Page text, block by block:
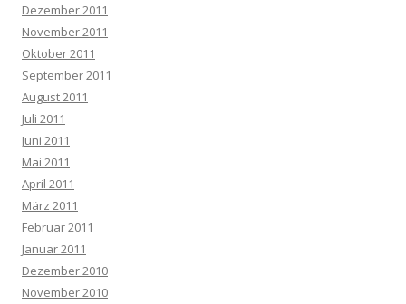
Dezember 2011
November 2011
Oktober 2011
September 2011
August 2011
Juli 2011
Juni 2011
Mai 2011
April 2011
März 2011
Februar 2011
Januar 2011
Dezember 2010
November 2010